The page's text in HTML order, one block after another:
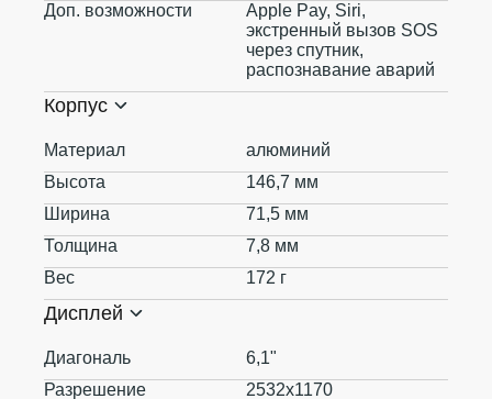
Доп. возможности
Apple Pay, Siri,
экстренный вызов SOS
через спутник,
распознавание аварий
Корпус
Материал
алюминий
Высота
146,7 мм
Ширина
71,5 мм
Толщина
7,8 мм
Вес
172 г
Дисплей
Диагональ
6,1"
Разрешение
2532x1170